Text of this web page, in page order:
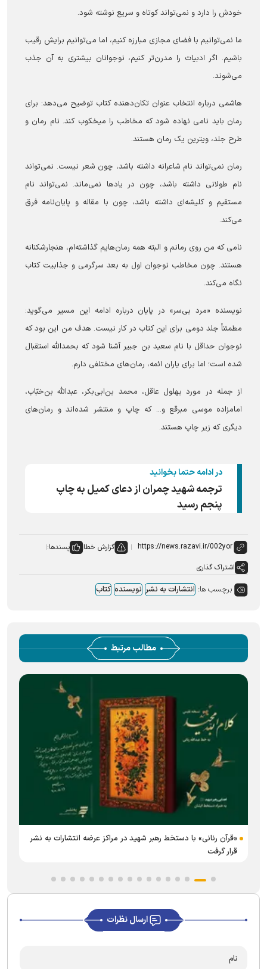
خودش را دارد و نمی‌تواند کوتاه و سریع نوشته شود.
ما نمی‌توانیم با فضای مجازی مبارزه کنیم، اما می‌توانیم برایش رقیب
باشیم. اگر ادبیات را مدرن‌تر کنیم، نوجوانان بیشتری به آن جذب
می‌شوند.
هاشمی درباره انتخاب عنوان تکان‌دهنده کتاب توضیح می‌دهد: برای
رمان باید نامی نهاده شود که مخاطب را میخکوب کند. نام رمان و
طرح جلد، ویترین یک رمان هستند.
رمان نمی‌تواند نام شاعرانه داشته باشد، چون شعر نیست. نمی‌تواند
نام طولانی داشته باشد، چون در یاد‌ها نمی‌ماند. نمی‌تواند نام
مستقیم و کلیشه‌ای داشته باشد، چون با مقاله و پایان‌نامه فرق
می‌کند.
نامی که من روی رمانم و البته همه رمان‌هایم گذاشته‌ام، هنجارشکنانه
هستند. چون مخاطب نوجوان اول به بعد سرگرمی و جذابیت کتاب
نگاه می‌کند.
نویسنده «مرد بی‌سر» در پایان درباره ادامه این مسیر می‌گوید:
مطمئناً جلد دومی برای این کتاب در کار نیست. هدف من این بود که
نوجوان حداقل با نام سعید بن جبیر آشنا شود که بحمدالله استقبال
شده است؛ اما برای یاران ائمه، رمان‌های مختلفی دارم.
از جمله در مورد بهلول عاقل، محمد بن‌ابی‌بکر، عبدالله بن‌خبّاب،
امامزاده موسی مبرقع و... که چاپ و منتشر شده‌اند و رمان‌های
دیگری که زیر چاپ هستند.
در ادامه حتما بخوانید
ترجمه شهید چمران از دعای کمیل به چاپ
پنجم رسید
گزارش خطا
پسندها:
اشتراک گذاری
برچسب ها: انتشارات به نشر نویسنده کتاب
مطالب مرتبط
«قرآن رنانی» با دستخط رهبر شهید در مراکز عرضه انتشارات به نشر
قرار گرفت
ارسال نظرات